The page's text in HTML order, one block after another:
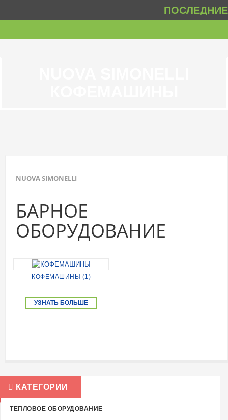
NUOVA SIMONELLI
БАРНОЕ
ОБОРУДОВАНИЕ
КОФЕМАШИНЫ (1)
УЗНАТЬ БОЛЬШЕ
КАТЕГОРИИ
ТЕПЛОВОЕ ОБОРУДОВАНИЕ